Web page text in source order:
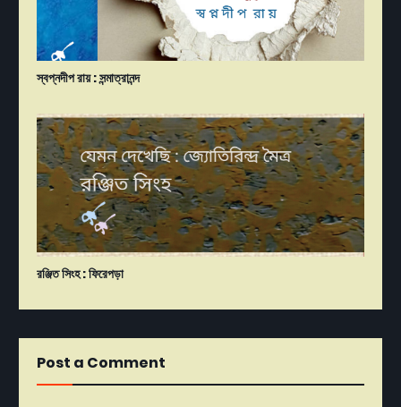
স্বপ্নদীপ রায় : সন্মাত্রানন্দ
রঞ্জিত সিংহ : ফিরেপড়া
Post a Comment